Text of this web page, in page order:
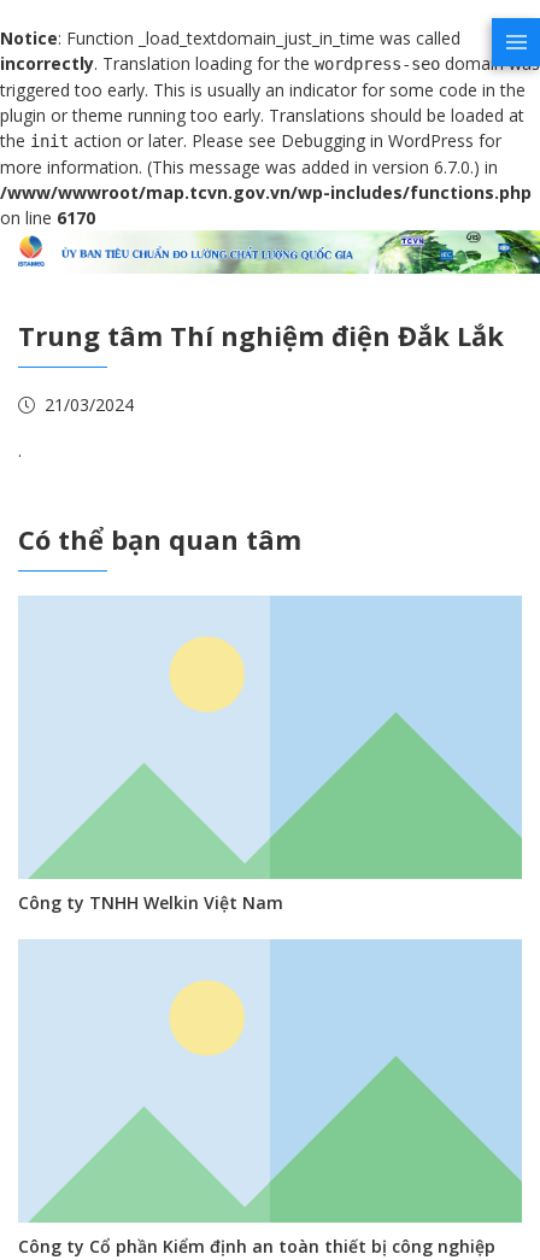
Notice: Function _load_textdomain_just_in_time was called
incorrectly. Translation loading for the wordpress-seo domain was
triggered too early. This is usually an indicator for some code in the
plugin or theme running too early. Translations should be loaded at
the init action or later. Please see Debugging in WordPress for
more information. (This message was added in version 6.7.0.) in
/www/wwwroot/map.tcvn.gov.vn/wp-includes/functions.php
on line 6170
Trung tâm Thí nghiệm điện Đắk Lắk
21/03/2024
.
Có thể bạn quan tâm
Công ty TNHH Welkin Việt Nam
Công ty Cổ phần Kiểm định an toàn thiết bị công nghiệp